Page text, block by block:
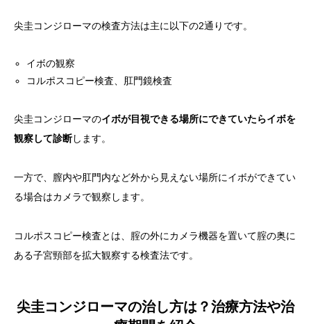
尖圭コンジローマの検査方法は主に以下の2通りです。
イボの観察
コルポスコピー検査、肛門鏡検査
尖圭コンジローマのイボが目視できる場所にできていたらイボを
観察して診断します。
一方で、膣内や肛門内など外から見えない場所にイボができてい
る場合はカメラで観察します。
コルポスコピー検査とは、腟の外にカメラ機器を置いて腟の奥に
ある子宮頸部を拡大観察する検査法です。
尖圭コンジローマの治し方は？治療方法や治